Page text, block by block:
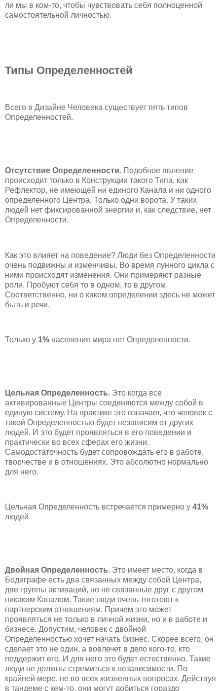
ли мы в ком-то, чтобы чувствовать себя полноценной
самостоятельной личностью.
Типы Определенностей
Всего в Дизайне Человека существует пять типов
Определенностей.
Отсутствие Определенности. Подобное явление
происходит только в Конструкции такого Типа, как
Рефлектор, не имеющей ни единого Канала и ни одного
определенного Центра. Только одни ворота. У таких
людей нет фиксированной энергии и, как следствие, нет
Определенности.
Как это влияет на поведение? Люди без Определенности
очень подвижны и изменчивы. Во время лунного цикла с
ними происходят изменения. Они примеряют разные
роли. Пробуют себя то в одном, то в другом.
Соответственно, ни о каком определении здесь не может
быть и речи.
Только у 1% населения мира нет Определенности.
Цельная Определенность. Это когда все
активированные Центры соединяются между собой в
единую систему. На практике это означает, что человек с
такой Определенностью будет независим от других
людей. И это будет проявляться в его поведении и
практически во всех сферах его жизни.
Самодостаточность будет сопровождать его в работе,
творчестве и в отношениях. Это абсолютно нормально
для него.
Цельная Определенность встречается примерно у 41%
людей.
Двойная Определенность. Это имеет место, когда в
Бодиграфе есть два связанных между собой Центра,
две группы активаций, но не связанные друг с другом
никаким Каналом. Такие люди очень тяготеют к
партнерским отношениям. Причем это может
проявляться не только в личной жизни, но и в работе и
бизнесе. Допустим, человек с двойной
Определенностью хочет начать бизнес. Скорее всего, он
сделает это не один, а вовлечет в дело кого-то, кто
поддержит его. И для него это будет естественно. Такие
люди не должны стремиться к независимости. По
крайней мере, не во всех жизненных вопросах. Действуя
в тандеме с кем-то, они могут добиться гораздо